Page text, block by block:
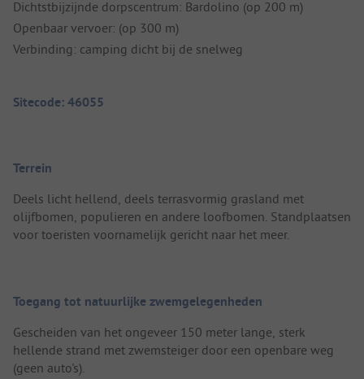
Dichtstbijzijnde dorpscentrum: Bardolino (op 200 m)
Openbaar vervoer: (op 300 m)
Verbinding: camping dicht bij de snelweg
Sitecode: 46055
Terrein
Deels licht hellend, deels terrasvormig grasland met
olijfbomen, populieren en andere loofbomen. Standplaatsen
voor toeristen voornamelijk gericht naar het meer.
Toegang tot natuurlijke zwemgelegenheden
Gescheiden van het ongeveer 150 meter lange, sterk
hellende strand met zwemsteiger door een openbare weg
(geen auto's).